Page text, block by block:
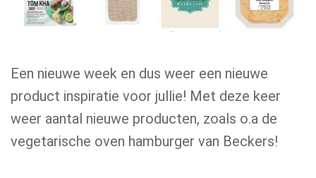
Een nieuwe week en dus weer een nieuwe
product inspiratie voor jullie! Met deze keer
weer aantal nieuwe producten, zoals o.a de
vegetarische oven hamburger van Beckers!